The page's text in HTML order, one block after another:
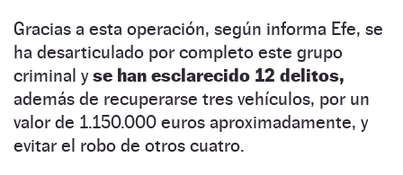
Gracias a esta operación, según informa Efe, se
ha desarticulado por completo este grupo
criminal yse han esclarecido 12 delitos,
además de recuperarse tres vehículos, por un
valor de 1.150.000 euros aproximadamente, y
evitar el robo de otros cuatro.